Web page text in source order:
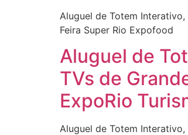
Aluguel de Totem Interativo,
Feira Super Rio Expofood
Aluguel de
TVs de
ExpoRio
Aluguel de Totem Interativo,